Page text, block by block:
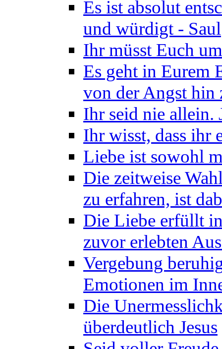
Es ist absolut
und würdigt - Saul
Ihr müsst Euch
Es geht in Eurem
von der Angst hin
Ihr seid nie allein.
Ihr wisst, dass ihr
Liebe ist sowohl
Die zeitweise
zu erfahren, ist
Die Liebe erfüllt
zuvor erlebten
Vergebung
Emotionen im
Die
überdeutlich Jesus